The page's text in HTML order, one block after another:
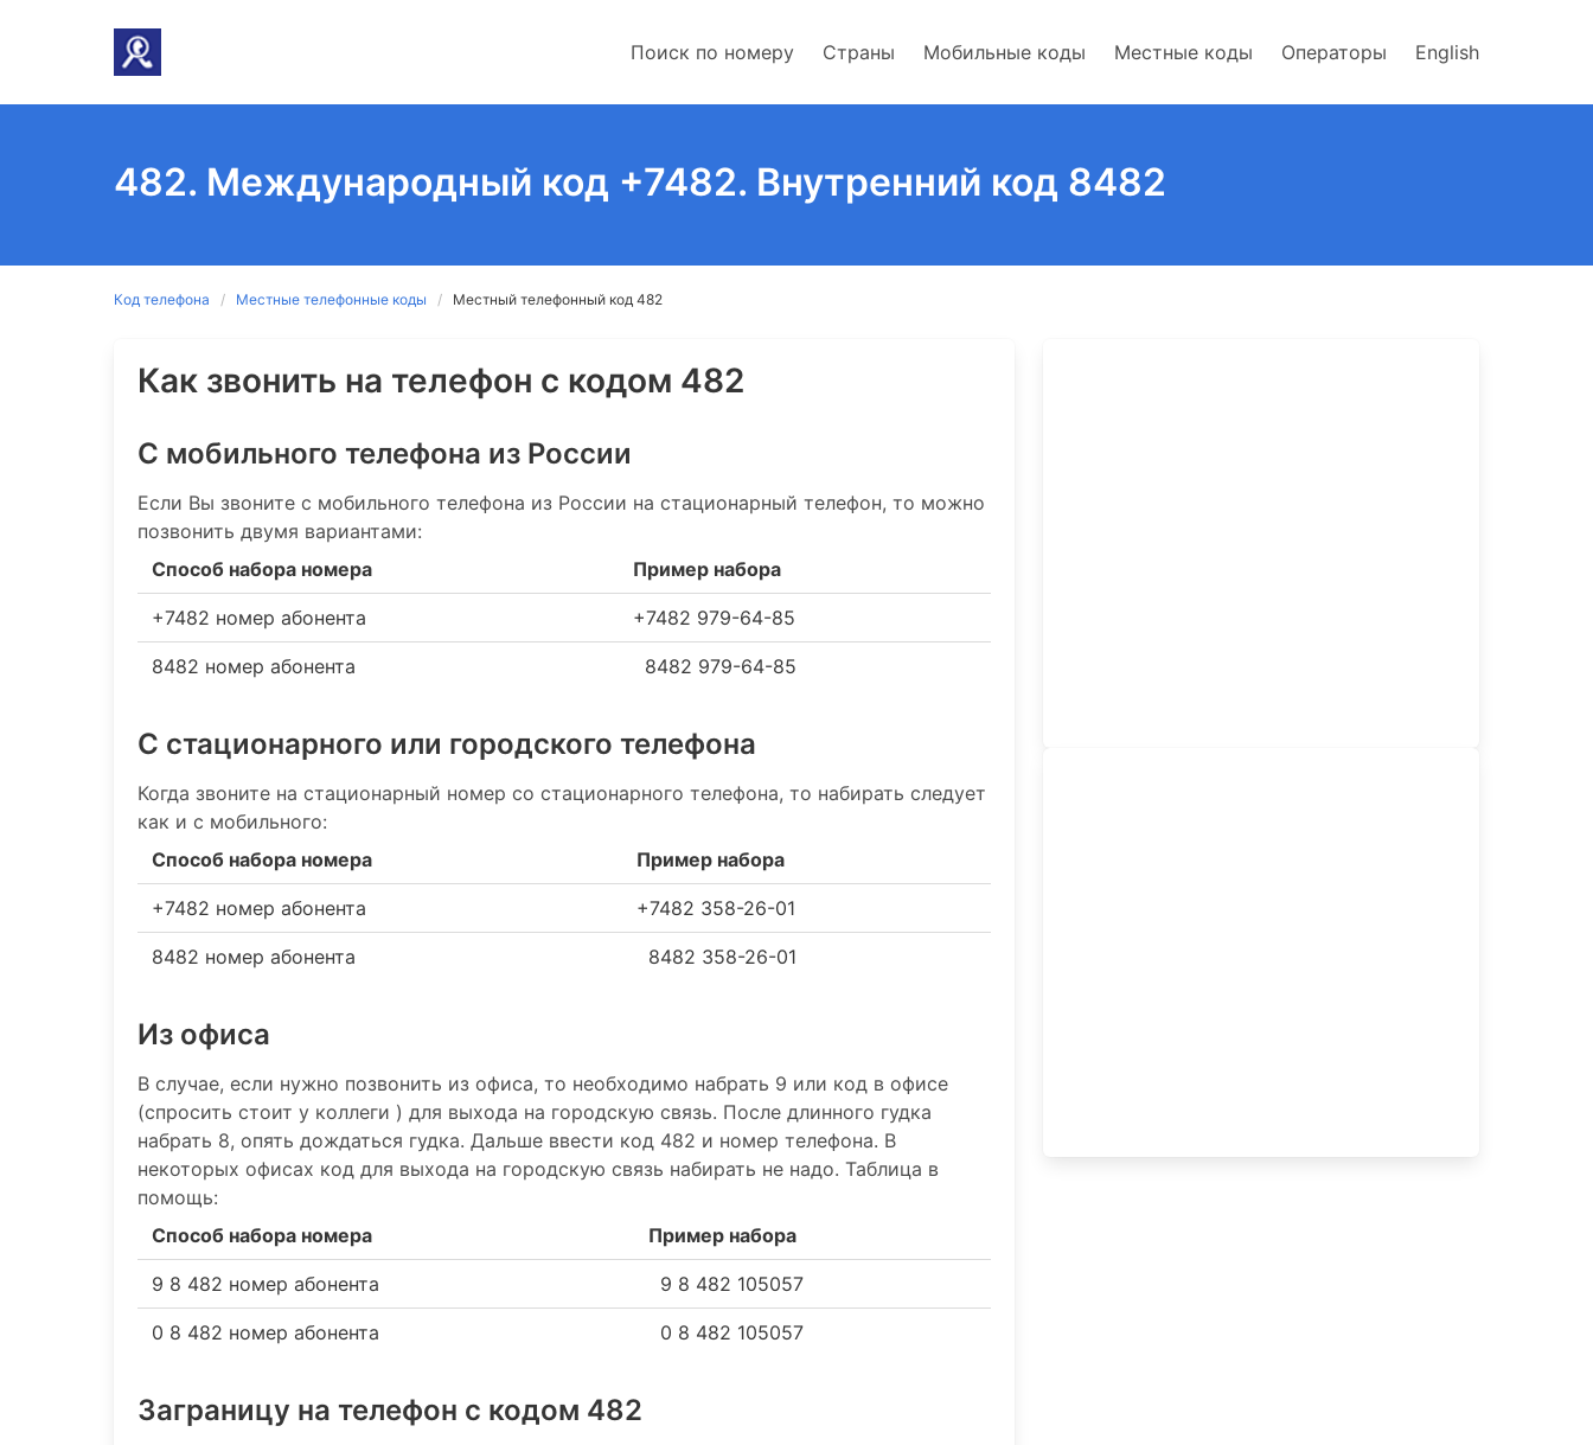
Поиск по номеру Страны Мобильные коды Местные коды Операторы English
482. Международный код +7482. Внутренний код 8482
Код телефона Местные телефонные коды Местный телефонный код 482
Как звонить на телефон с кодом 482
С мобильного телефона из России
Если Вы звоните с мобильного телефона из России на стационарный телефон, то можно
позвонить двумя вариантами:
Способ набора номера
Пример набора
+7482 номер абонента +7482 979-64-85
8482 номер абонента 8482 979-64-85
С стационарного или городского телефона
Когда звоните на стационарный номер со стационарного телефона, то набирать следует
как и с мобильного:
Способ набора номера
Пример набора
+7482 номер абонента +7482 358-26-01
8482 номер абонента 8482 358-26-01
Из офиса
В случае, если нужно позвонить из офиса, то необходимо набрать 9 или код в офисе
(спросить стоит у коллеги ) для выхода на городскую связь. После длинного гудка
набрать 8, опять дождаться гудка. Дальше ввести код 482 и номер телефона. В
некоторых офисах код для выхода на городскую связь набирать не надо. Таблица в
помощь:
Способ набора номера
Пример набора
9 8 482 номер абонента 9 8 482 105057
0 8 482 номер абонента 0 8 482 105057
Заграницу на телефон c кодом 482